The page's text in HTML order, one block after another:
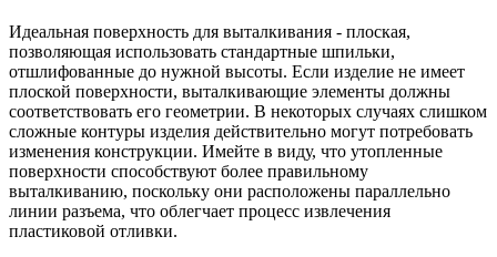
Идеальная поверхность для выталкивания - плоская,
позволяющая использовать стандартные шпильки,
отшлифованные до нужной высоты. Если изделие не имеет
плоской поверхности, выталкивающие элементы должны
соответствовать его геометрии. В некоторых случаях слишком
сложные контуры изделия действительно могут потребовать
изменения конструкции. Имейте в виду, что утопленные
поверхности способствуют более правильному
выталкиванию, поскольку они расположены параллельно
линии разъема, что облегчает процесс извлечения
пластиковой отливки.